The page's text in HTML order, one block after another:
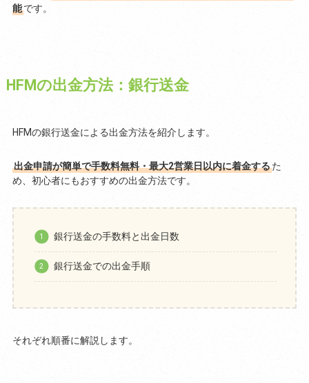
能です。
HFMの出金方法：銀行送金
HFMの銀行送金による出金方法を紹介します。
出金申請が簡単で手数料無料・最大2営業日以内に着金するた
め、初心者にもおすすめの出金方法です。
銀行送金の手数料と出金日数
銀行送金での出金手順
それぞれ順番に解説します。